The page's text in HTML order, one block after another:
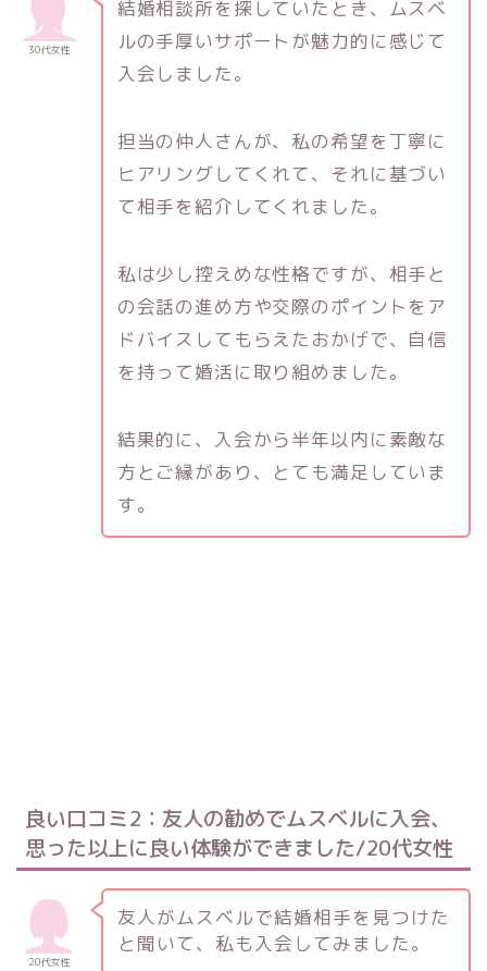
30代女性
結婚相談所を探していたとき、ムスベ
ルの手厚いサポートが魅力的に感じて
入会しました。
担当の仲人さんが、私の希望を丁寧に
ヒアリングしてくれて、それに基づい
て相手を紹介してくれました。
私は少し控えめな性格ですが、相手と
の会話の進め方や交際のポイントをア
ドバイスしてもらえたおかげで、自信
を持って婚活に取り組めました。
結果的に、入会から半年以内に素敵な
方とご縁があり、とても満足していま
す。
良い口コミ2：友人の勧めでムスベルに入会、
思った以上に良い体験ができました/20代女性
20代女性
友人がムスベルで結婚相手を見つけた
と聞いて、私も入会してみました。